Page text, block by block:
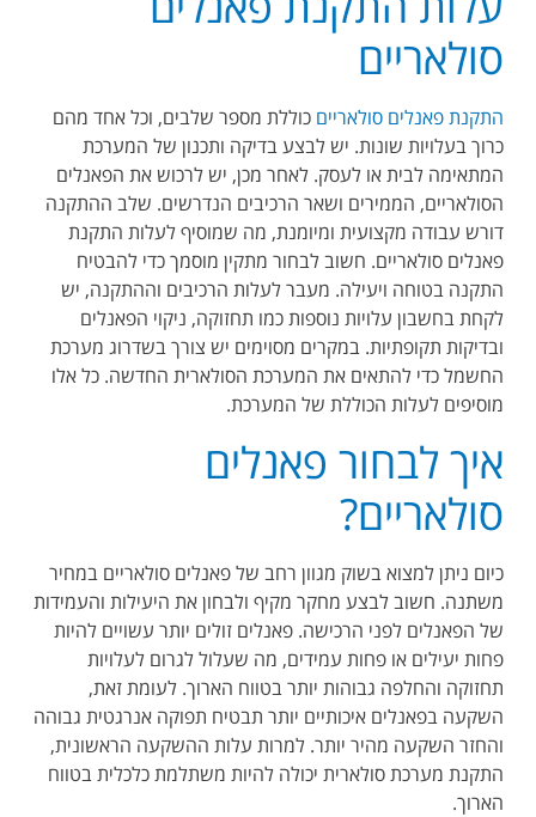
סולאריים
התקנת פאנלים סולאריים כוללת מספר שלבים, וכל אחד מהם
כרוך בעלויות שונות. יש לבצע בדיקה ותכנון של המערכת
המתאימה לבית או לעסק. לאחר מכן, יש לרכוש את הפאנלים
הסולאריים, הממירים ושאר הרכיבים הנדרשים. שלב ההתקנה
דורש עבודה מקצועית ומיומנת, מה שמוסיף לעלות התקנת
פאנלים סולאריים. חשוב לבחור מתקין מוסמך כדי להבטיח
התקנה בטוחה ויעילה. מעבר לעלות הרכיבים וההתקנה, יש
לקחת בחשבון עלויות נוספות כמו תחזוקה, ניקוי הפאנלים
ובדיקות תקופתיות. במקרים מסוימים יש צורך בשדרוג מערכת
החשמל כדי להתאים את המערכת הסולארית החדשה. כל אלו
מוסיפים לעלות הכוללת של המערכת.
איך לבחור פאנלים
סולאריים?
כיום ניתן למצוא בשוק מגוון רחב של פאנלים סולאריים במחיר
משתנה. חשוב לבצע מחקר מקיף ולבחון את היעילות והעמידות
של הפאנלים לפני הרכישה. פאנלים זולים יותר עשויים להיות
פחות יעילים או פחות עמידים, מה שעלול לגרום לעלויות
תחזוקה והחלפה גבוהות יותר בטווח הארוך. לעומת זאת,
השקעה בפאנלים איכותיים יותר תבטיח תפוקה אנרגטית גבוהה
והחזר השקעה מהיר יותר. למרות עלות ההשקעה הראשונית,
התקנת מערכת סולארית יכולה להיות משתלמת כלכלית בטווח
הארוך.